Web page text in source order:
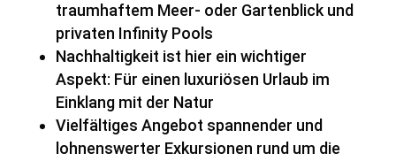
traumhaftem Meer- oder Gartenblick und
privaten Infinity Pools
Nachhaltigkeit ist hier ein wichtiger
Aspekt: Für einen luxuriösen Urlaub im
Einklang mit der Natur
Vielfältiges Angebot spannender und
lohnenswerter Exkursionen rund um die